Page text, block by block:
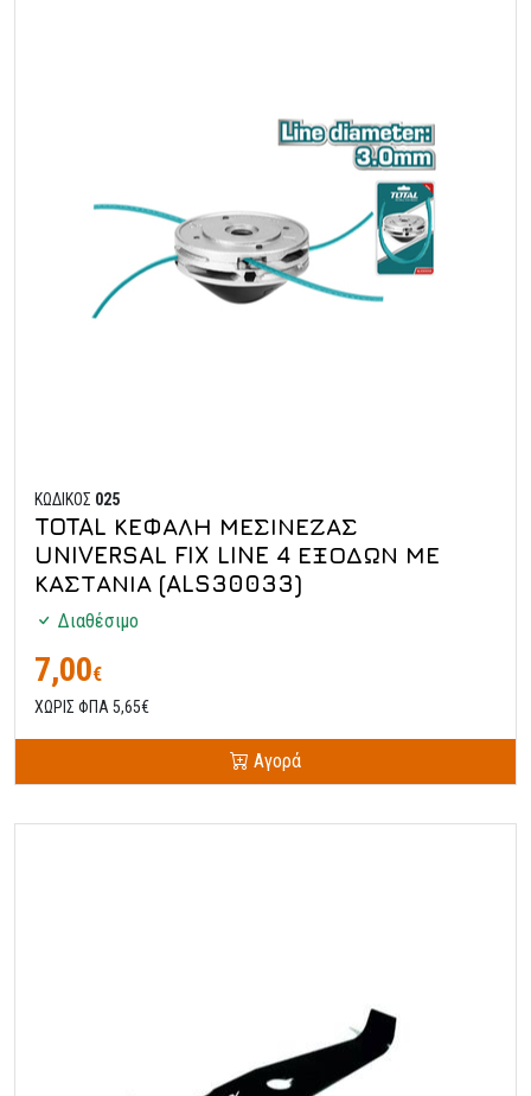
ΚΩΔΙΚΟΣ 025
TOTAL ΚΕΦΑΛΗ ΜΕΣΙΝΕΖΑΣ
UNIVERSAL FIX LINE 4 ΕΞΟΔΩΝ ΜΕ
ΚΑΣΤΑΝΙΑ (ALS30033)
Διαθέσιμο
7,00€
ΧΩΡΙΣ ΦΠΑ 5,65€
Αγορά